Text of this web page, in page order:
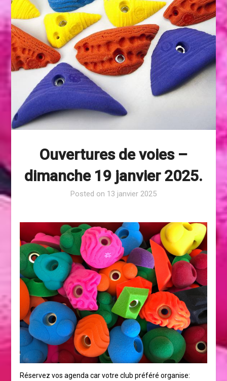
Ouvertures de voies –
dimanche 19 janvier 2025.
Posted on 13 janvier 2025
Réservez vos agenda car votre club préféré organise: